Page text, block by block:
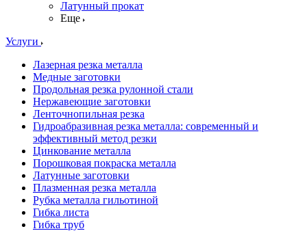
Латунный прокат
Еще
Услуги
Лазерная резка металла
Медные заготовки
Продольная резка рулонной стали
Нержавеющие заготовки
Ленточнопильная резка
Гидроабразивная резка металла: современный и
эффективный метод резки
Цинкование металла
Порошковая покраска металла
Латунные заготовки
Плазменная резка металла
Рубка металла гильотиной
Гибка листа
Гибка труб